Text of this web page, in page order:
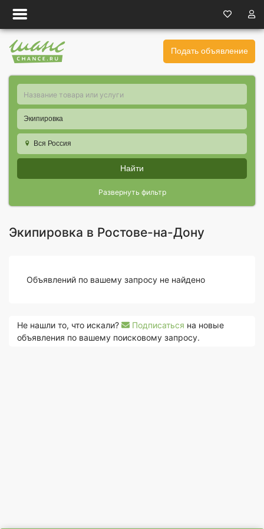
Подать объявление
Экипировка
Вся Россия
Найти
Развернуть фильтр
Экипировка в Ростове-на-Дону
Объявлений по вашему запросу не найдено
Не нашли то, что искали? Подписаться на новые
объявления по вашему поисковому запросу.